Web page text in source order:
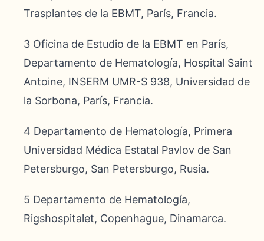
Trasplantes de la EBMT, París, Francia.
3 Oficina de Estudio de la EBMT en París,
Departamento de Hematología, Hospital Saint
Antoine, INSERM UMR-S 938, Universidad de
la Sorbona, París, Francia.
4 Departamento de Hematología, Primera
Universidad Médica Estatal Pavlov de San
Petersburgo, San Petersburgo, Rusia.
5 Departamento de Hematología,
Rigshospitalet, Copenhague, Dinamarca.